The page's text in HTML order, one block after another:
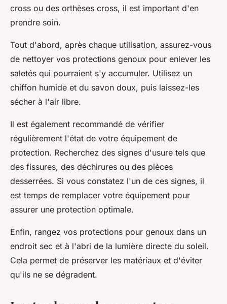
cross ou des orthèses cross, il est important d'en
prendre soin.
Tout d'abord, après chaque utilisation, assurez-vous
de nettoyer vos protections genoux pour enlever les
saletés qui pourraient s'y accumuler. Utilisez un
chiffon humide et du savon doux, puis laissez-les
sécher à l'air libre.
Il est également recommandé de vérifier
régulièrement l'état de votre équipement de
protection. Recherchez des signes d'usure tels que
des fissures, des déchirures ou des pièces
desserrées. Si vous constatez l'un de ces signes, il
est temps de remplacer votre équipement pour
assurer une protection optimale.
Enfin, rangez vos protections pour genoux dans un
endroit sec et à l'abri de la lumière directe du soleil.
Cela permet de préserver les matériaux et d'éviter
qu'ils ne se dégradent.